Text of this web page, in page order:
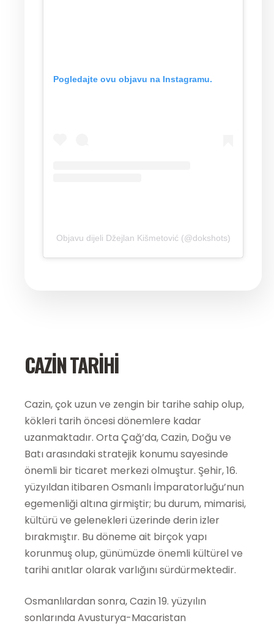
Pogledajte ovu objavu na Instagramu.
Objavu dijeli Džejlan Kišmetović (@dokshots)
CAZIN TARIHI
Cazin, çok uzun ve zengin bir tarihe sahip olup,
kökleri tarih öncesi dönemlere kadar
uzanmaktadır. Orta Çağ’da, Cazin, Doğu ve
Batı arasındaki stratejik konumu sayesinde
önemli bir ticaret merkezi olmuştur. Şehir, 16.
yüzyıldan itibaren Osmanlı İmparatorluğu’nun
egemenliği altına girmiştir; bu durum, mimarisi,
kültürü ve gelenekleri üzerinde derin izler
bırakmıştır. Bu döneme ait birçok yapı
korunmuş olup, günümüzde önemli kültürel ve
tarihi anıtlar olarak varlığını sürdürmektedir.
Osmanlılardan sonra, Cazin 19. yüzyılın
sonlarında Avusturya-Macaristan